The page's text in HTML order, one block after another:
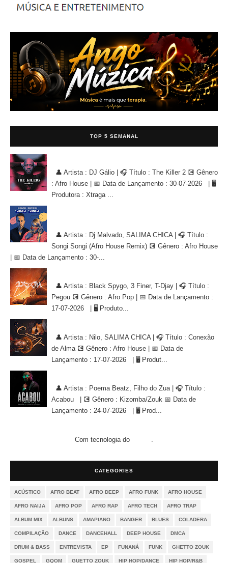
TOP 5 SEMANAL
👤 Artista : DJ Gálio | 🎧 Título : The Killer 2 💽 Gênero
: Afro House | 📅 Data de Lançamento : 30-07-2026 | 🖥
Produtora : Xtraga ...
👤 Artista : Dj Malvado, SALIMA CHICA | 🎧 Título :
Songi Songi (Afro House Remix) 💽 Gênero : Afro House
| 📅 Data de Lançamento : 30-...
👤 Artista : Black Spygo, 3 Finer, T-Djay | 🎧 Título :
Pegou 💽 Gênero : Afro Pop | 📅 Data de Lançamento :
17-07-2026 | 🖥 Produto...
👤 Artista : Nilo, SALIMA CHICA | 🎧 Título : Conexão
de Alma 💽 Gênero : Afro House | 📅 Data de
Lançamento : 17-07-2026 | 🖥 Produt...
👤 Artista : Poema Beatz, Filho do Zua | 🎧 Título :
Acabou | 💽 Gênero : Kizomba/Zouk 📅 Data de
Lançamento : 24-07-2026 | 🖥 Prod...
Com tecnologia do .
CATEGORIES
ACÚSTICO AFRO BEAT AFRO DEEP AFRO FUNK AFRO HOUSE
AFRO NAIJA AFRO POP AFRO RAP AFRO TECH AFRO TRAP
ALBUM MIX ALBUNS AMAPIANO BANGER BLUES COLADERA
COMPILAÇÃO DANCE DANCEHALL DEEP HOUSE DMCA
DRUM & BASS ENTREVISTA EP FUNANÁ FUNK GHETTO ZOUK
GOSPEL GQOM GUETTO ZOUK HIP HOP/DANCE HIP HOP/R&B